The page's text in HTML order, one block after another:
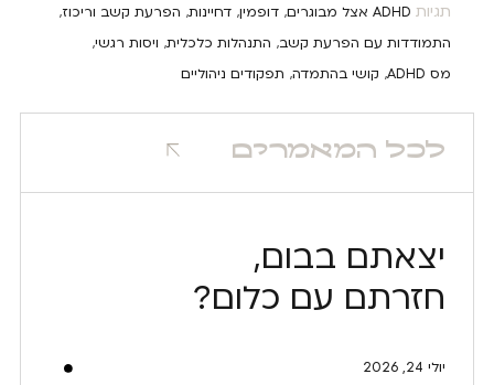
תגיות ADHD אצל מבוגרים , דופמין, דחיינות, הפרעת קשב וריכוז,
התמודדות עם הפרעת קשב, התנהלות כלכלית, ויסות רגשי,
מס ADHD , קושי בהתמדה, תפקודים ניהוליים
לכל המאמרים
יצאתם בבום,
חזרתם עם כלום?
יולי 24, 2026